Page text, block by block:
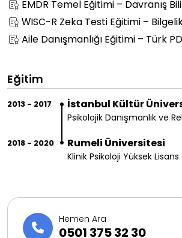
EMDR Temel Eğitimi – Davranış
WISC-R Zeka Testi Eğitimi –
Aile Danışmanlığı Eğitimi – Türk
Eğitim
2013 - 2017 İstanbul Kültür
Psikolojik Danışmanlık ve
2018 - 2020 Rumeli Üniversitesi
Klinik Psikoloji Yüksek Lisans
Hemen Ara
0501 375 32 30